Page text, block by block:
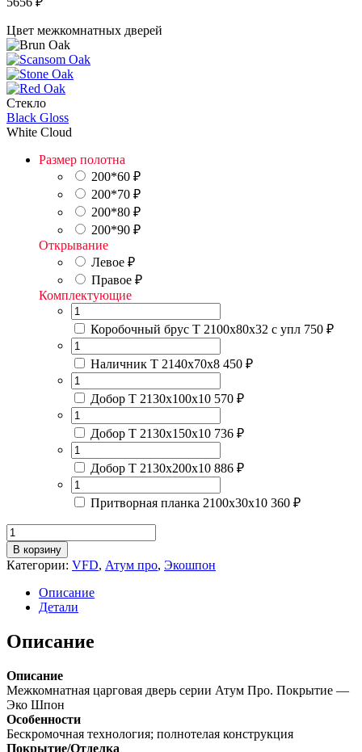
Цвет межкомнатных дверей
Стекло
Black Gloss
White Cloud
Размер полотна
200*60 ₽
200*70 ₽
200*80 ₽
200*90 ₽
Открывание
Левое ₽
Правое ₽
Комплектующие
Коробочный брус Т 2100х80х32 с упл 750 ₽
Наличник Т 2140х70х8 450 ₽
Добор Т 2130х100х10 570 ₽
Добор Т 2130х150х10 736 ₽
Добор Т 2130х200х10 886 ₽
Притворная планка 2100х30х10 360 ₽
Количество
товара
Атум
Про
Дуб
коричневый
Сатинат
В корзину
Категории: VFD, Атум про, Экошпон
Описание
Детали
Описание
Описание
Межкомнатная царговая дверь серии Атум Про. Покрытие —
Эко Шпон
Особенности
Бескромочная технология; полнотелая конструкция
Покрытие/Отделка